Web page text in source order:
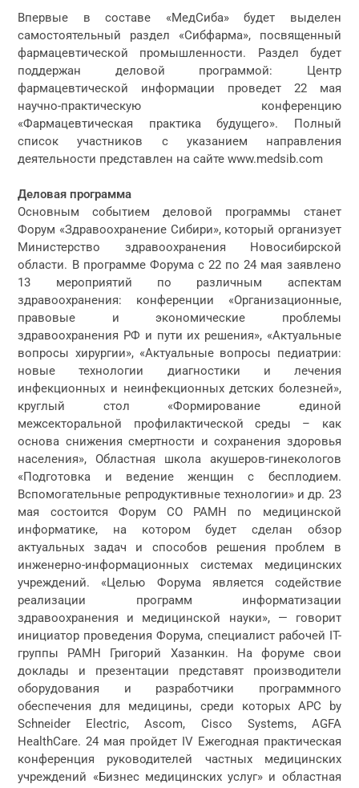
Впервые в составе «МедСиба» будет выделен
самостоятельный раздел «Сибфарма», посвященный
фармацевтической промышленности. Раздел будет
поддержан деловой программой: Центр
фармацевтической информации проведет 22 мая
научно-практическую конференцию
«Фармацевтическая практика будущего». Полный
список участников с указанием направления
деятельности представлен на сайте www.medsib.com
Деловая программа
Основным событием деловой программы станет
Форум «Здравоохранение Сибири», который организует
Министерство здравоохранения Новосибирской
области. В программе Форума с 22 по 24 мая заявлено
13 мероприятий по различным аспектам
здравоохранения: конференции «Организационные,
правовые и экономические проблемы
здравоохранения РФ и пути их решения», «Актуальные
вопросы хирургии», «Актуальные вопросы педиатрии:
новые технологии диагностики и лечения
инфекционных и неинфекционных детских болезней»,
круглый стол «Формирование единой
межсекторальной профилактической среды – как
основа снижения смертности и сохранения здоровья
населения», Областная школа акушеров-гинекологов
«Подготовка и ведение женщин с бесплодием.
Вспомогательные репродуктивные технологии» и др. 23
мая состоится Форум СО РАМН по медицинской
информатике, на котором будет сделан обзор
актуальных задач и способов решения проблем в
инженерно-информационных системах медицинских
учреждений. «Целью Форума является содействие
реализации программ информатизации
здравоохранения и медицинской науки», — говорит
инициатор проведения Форума, специалист рабочей IT-
группы РАМН Григорий Хазанкин. На форуме свои
доклады и презентации представят производители
оборудования и разработчики программного
обеспечения для медицины, среди которых APC by
Schneider Electric, Ascom, Cisco Systems, AGFA
HealthCare. 24 мая пройдет IV Ежегодная практическая
конференция руководителей частных медицинских
учреждений «Бизнес медицинских услуг» и областная